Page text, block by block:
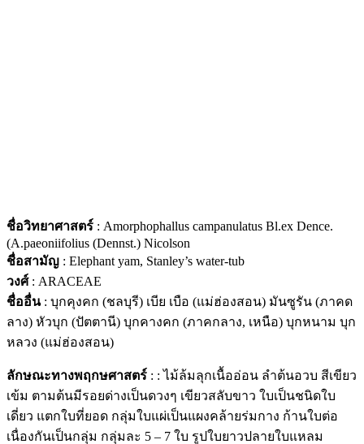
ชื่อวิทยาศาสตร์ : Amorphophallus campanulatus Bl.ex Dence.
(A.paeoniifolius (Dennst.) Nicolson
ชื่อสามัญ : Elephant yam, Stanley’s water-tub
วงศ์: ARACEAE
ชื่ออื่น: บุกคุงคก (ชลบุรี) เบีย เบือ (แม่ฮ่องสอน) มันซูรัน (ภาคด
ลาง) หัวบุก (ปัตตานี) บุกคางคก (ภาคกลาง, เหนือ) บุกหนาม บุก
หลวง (แม่ฮ่องสอน)
ลักษณะทางพฤกษศาสตร์ : : ไม้ล้มลุกเนื้ออ่อน ลำต้นอวบ สีเขียว
เข้ม ตามต้นมีรอยด่างเป็นดวงๆ เขียวสลับขาว ใบเป็นชนิดใบ
เดี่ยว แตกใบที่ยอด กลุ่มใบแผ่เป็นแผงคล้ายร่มกาง ก้านใบต่อ
เนื่องกันเป็นกลุ่ม กลุ่มละ 5 – 7 ใบ รูปใบยาวปลายใบแหลม